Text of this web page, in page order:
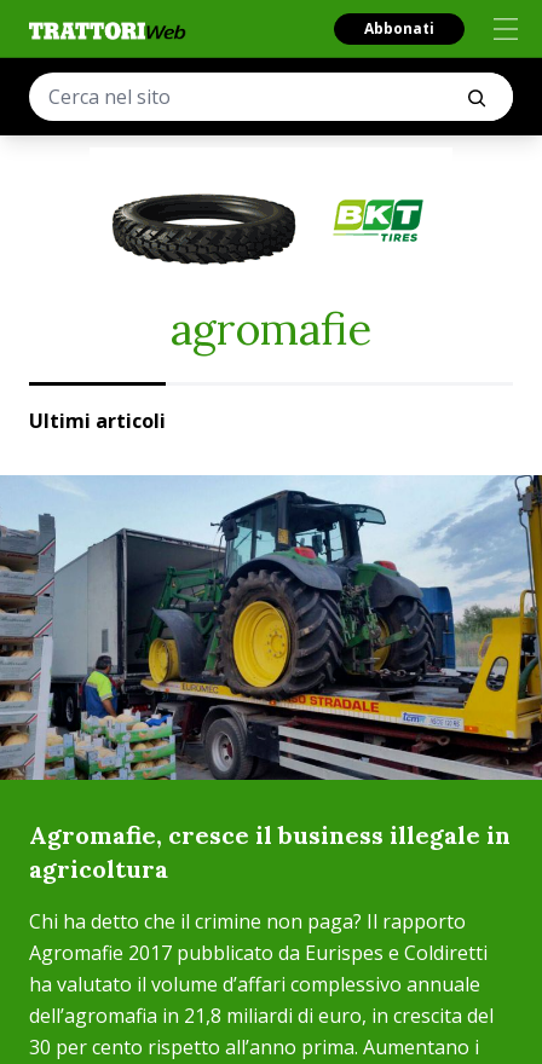
Abbonati
agromafie
Ultimi articoli
Agromafie, cresce il business illegale in
agricoltura
Chi ha detto che il crimine non paga? Il rapporto
Agromafie 2017 pubblicato da Eurispes e Coldiretti
ha valutato il volume d’affari complessivo annuale
dell’agromafia in 21,8 miliardi di euro, in crescita del
30 per cento rispetto all’anno prima. Aumentano i